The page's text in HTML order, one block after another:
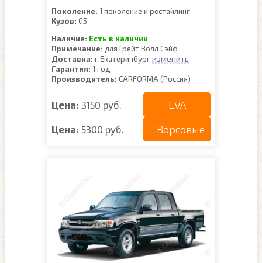
Поколение: 1 поколение и рестайлинг
Кузов: G5
Наличие: Есть в наличии
Примечание: для Грейт Волл Сэйф
Доставка: г.Екатеринбургизменить
Гарантия: 1 год
Производитель: CARFORMA (Россия)
Цена: 3150 руб. EVA
Цена: 5300 руб. Ворсовые